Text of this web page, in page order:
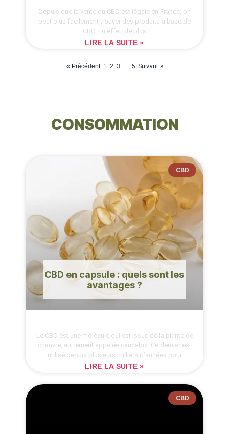
Depuis que la vente du CBD est légale en France, on
peut plus facilement trouver des produits à base de
CBD. En effet, de plus
LIRE LA SUITE »
« Précédent 1 2 3 5 Suivant »
CONSOMMATION
CBD
CBD en capsule : quels sont les
avantages ?
Le CBD est une molécule qui est issue de la plante de
chanvre, autrement appelée cannabis. Ce dernier est
utilisé depuis plusieurs milliers d’années pour
LIRE LA SUITE »
CBD